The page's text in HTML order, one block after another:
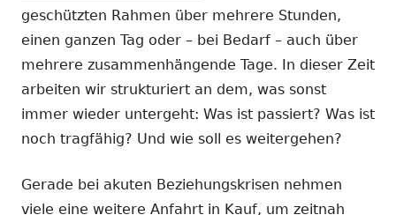
geschützten Rahmen über mehrere Stunden,
einen ganzen Tag oder – bei Bedarf – auch über
mehrere zusammenhängende Tage. In dieser Zeit
arbeiten wir strukturiert an dem, was sonst
immer wieder untergeht: Was ist passiert? Was ist
noch tragfähig? Und wie soll es weitergehen?
Gerade bei akuten Beziehungskrisen nehmen
viele eine weitere Anfahrt in Kauf, um zeitnah